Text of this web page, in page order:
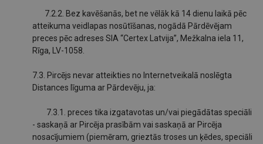
7.2.2. Bez kavēšanās, bet ne vēlāk kā 14 dienu laikā pēc
atteikuma veidlapas nosūtīšanas, nogādā Pārdēvējam
preces pēc adreses SIA “Certex Latvija”, Mežkalna iela 11,
Rīga, LV-1058.
7.3. Pircējs nevar atteikties no Internetveikalā noslēgta
Distances līguma ar Pārdevēju, ja:
7.3.1. preces tika izgatavotas un/vai piegādātas speciāli
- saskaņā ar Pircēja prasībām vai saskaņā ar Pircēja
nosacījumiem (piemēram, grieztās troses un ķēdes, speciāli